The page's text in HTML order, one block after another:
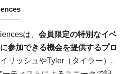
は、 会員限定の特別なイベ
参加できる機会を提供するプロ
リッシュやTyler（タイラー）,